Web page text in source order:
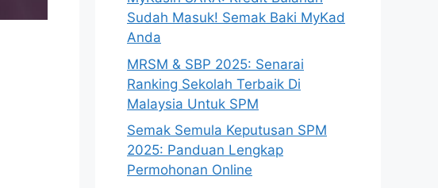
Sudah Masuk! Semak Baki MyKad
Anda
MRSM & SBP 2025: Senarai
Ranking Sekolah Terbaik Di
Malaysia Untuk SPM
Semak Semula Keputusan SPM
2025: Panduan Lengkap
Permohonan Online